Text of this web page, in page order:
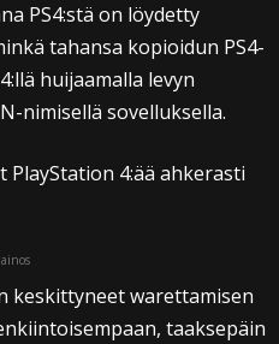
PS4:stä on löydetty
tahansa kopioidun PS4-
huijaamalla levyn
nimisellä sovelluksella.
4:ää ahkerasti
keskittyneet warettamisen
taaksepäin